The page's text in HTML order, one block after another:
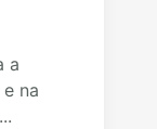
a
na